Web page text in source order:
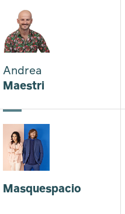
Andrea
Maestri
Masquespacio